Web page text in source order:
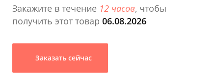
Закажите в течение 12 часов, чтобы
получить этот товар 06.08.2026
Заказать сейчас